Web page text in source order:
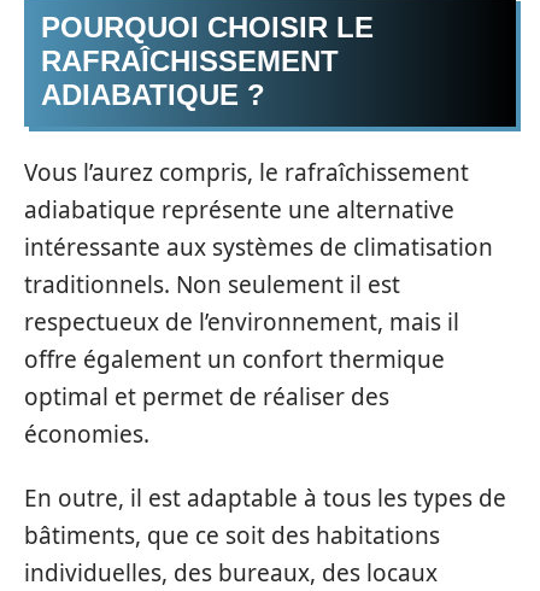
POURQUOI CHOISIR LE
RAFRAÎCHISSEMENT
ADIABATIQUE ?
Vous l’aurez compris, le rafraîchissement
adiabatique représente une alternative
intéressante aux systèmes de climatisation
traditionnels. Non seulement il est
respectueux de l’environnement, mais il
offre également un confort thermique
optimal et permet de réaliser des
économies.
En outre, il est adaptable à tous les types de
bâtiments, que ce soit des habitations
individuelles, des bureaux, des locaux